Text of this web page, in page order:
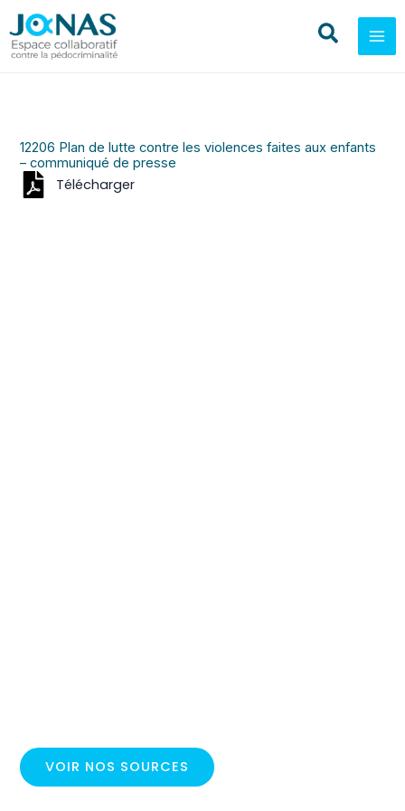
Aller
au
contenu
12206 Plan de lutte contre les violences faites aux enfants
– communiqué de presse
Télécharger
VOIR NOS SOURCES